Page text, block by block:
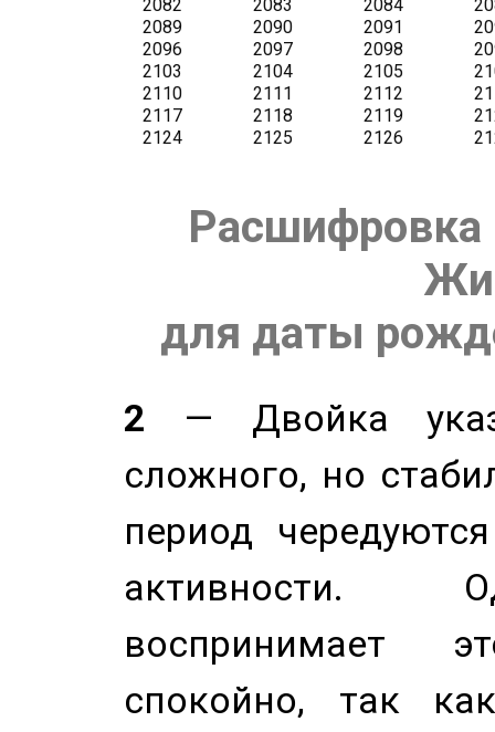
Расшифровка
для даты
2 — Двойка
сложного, но
период
активности.
воспринимает
спокойно, так